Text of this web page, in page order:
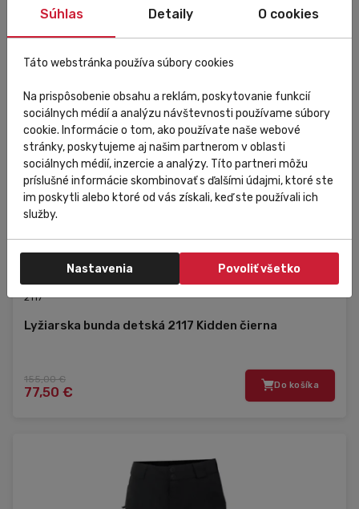
Skladom V predajni
2117
Lyžiarska bunda detská 2117 Kidden čierna
155,00 €
77,50 € Do košíka
Súhlas Detaily O cookies
Táto webstránka používa súbory cookies
Na prispôsobenie obsahu a reklám, poskytovanie funkcií
sociálnych médií a analýzu návštevnosti používame súbory
cookie. Informácie o tom, ako používate naše webové
stránky, poskytujeme aj našim partnerom v oblasti
sociálnych médií, inzercie a analýzy. Títo partneri môžu
príslušné informácie skombinovať s ďalšími údajmi, ktoré ste
im poskytli alebo ktoré od vás získali, keď ste používali ich
služby.
Nastavenia Povoliť všetko